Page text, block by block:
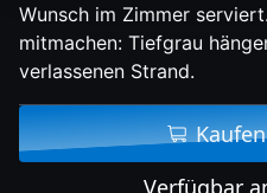
Wunsch im Zimmer
mitmachen: Tiefgrau
verlassenen Strand.
Verfügbar